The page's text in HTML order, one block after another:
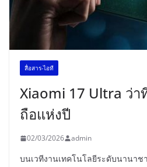
สื่อสาร-ไอที
Xiaomi 17 Ultra ว่า
ถือแห่งปี
02/03/2026 admin
บนเวทีงานเทคโนโลยีระดับนานาช